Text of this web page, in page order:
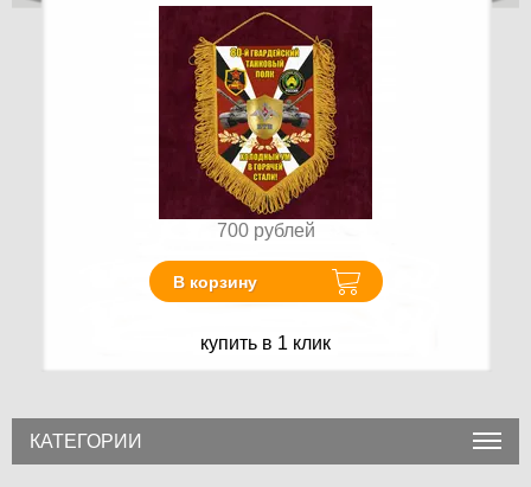
700 рублей
В корзину
купить в 1 клик
КАТЕГОРИИ